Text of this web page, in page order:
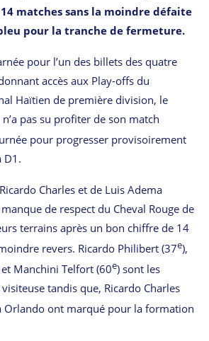
matches sans la moindre défaite
pour la tranche de fermeture.
pour l’un des billets des quatre
accès aux Play-offs du
Haïtien de première division, le
pas su profiter de son match
pour progresser provisoirement
D1.
Charles et de Luis Adema
de respect du Cheval Rouge de
terrains après un bon chiffre de 14
revers. Ricardo Philibert (37e),
et Manchini Telfort (60e) sont les
tandis que, Ricardo Charles
Orlando ont marqué pour la formation